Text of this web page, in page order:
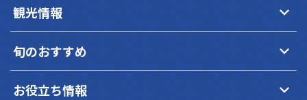
観光情報 keyboard_arrow_down
旬のおすすめ keyboard_arrow_down
お役立ち情報 keyboard_arrow_down